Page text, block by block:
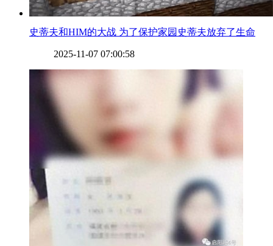
​史蒂夫和HIM的大战 为了保护家园史蒂夫放弃了生命
2025-11-07 07:00:58